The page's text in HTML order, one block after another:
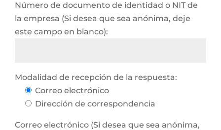
Número de documento de identidad o NIT de
la empresa (Si desea que sea anónima, deje
este campo en blanco):
Modalidad de recepción de la respuesta:
Correo electrónico
Dirección de correspondencia
Correo electrónico (Si desea que sea anónima,